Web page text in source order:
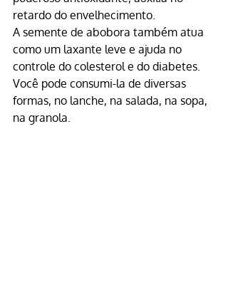
retardo do envelhecimento.
A semente de abobora também atua
como um laxante leve e ajuda no
controle do colesterol e do diabetes.
Você pode consumi-la de diversas
formas, no lanche, na salada, na sopa,
na granola.